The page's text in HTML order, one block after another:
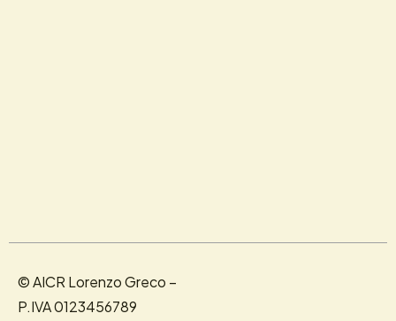
© AICR Lorenzo Greco –
P.IVA 0123456789